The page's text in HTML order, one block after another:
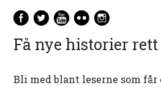
Få nye historier
Bli med blant leserne som får